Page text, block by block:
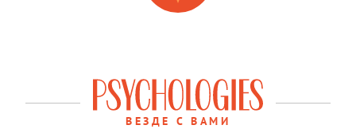
ВЕЗДЕ С ВАМИ